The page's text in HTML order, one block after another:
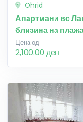
Ohrid
Апартмани во
близина на
Цена од
2,100.00 ден